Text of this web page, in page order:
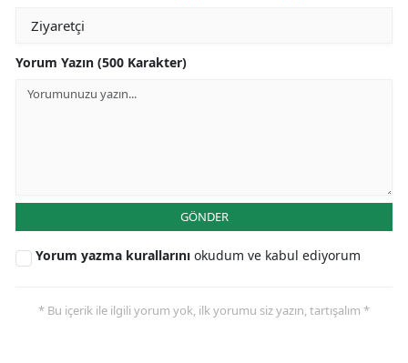
Yorum Yazın (500 Karakter)
GÖNDER
Yorum yazma kurallarını okudum ve kabul ediyorum
* Bu içerik ile ilgili yorum yok, ilk yorumu siz yazın, tartışalım *